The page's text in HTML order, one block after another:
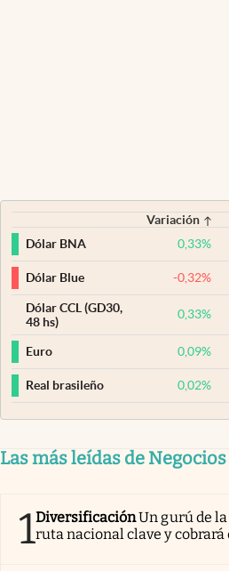
Variación
Dólar BNA
0,33%
Dólar Blue -0,32%
Dólar CCL (GD30,
48 hs)
0,33%
Euro 0,09%
Real brasileño 0,02%
Las más leídas de Negocios
1DiversificaciónUn gurú de
ruta nacional clave y cobrará